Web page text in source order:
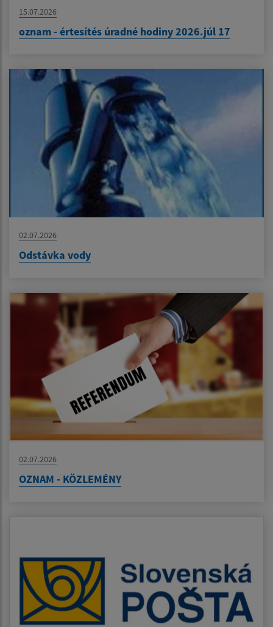
15.07.2026
oznam - értesítés úradné hodiny 2026.júl 17
02.07.2026
Odstávka vody
02.07.2026
OZNAM - KÖZLEMÉNY